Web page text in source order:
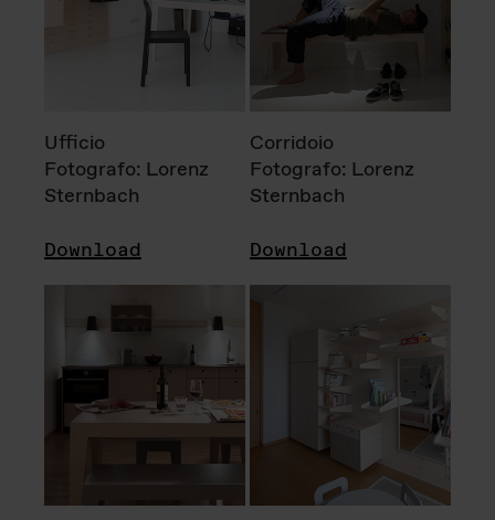
Ufficio
Fotografo: Lorenz
Sternbach
Download
Corridoio
Fotografo: Lorenz
Sternbach
Download